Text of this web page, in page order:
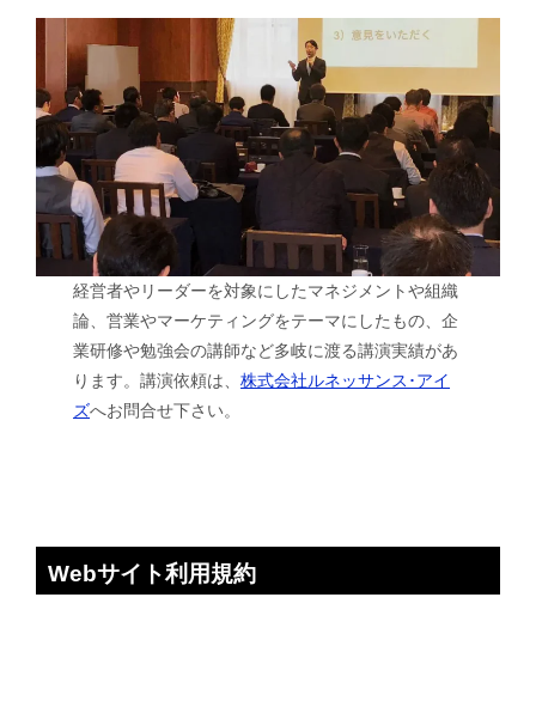
経営者やリーダーを対象にしたマネジメントや組織
論、営業やマーケティングをテーマにしたもの、企
業研修や勉強会の講師など多岐に渡る講演実績があ
ります。講演依頼は、株式会社ルネッサンス･アイ
ズへお問合せ下さい。
Webサイト利用規約